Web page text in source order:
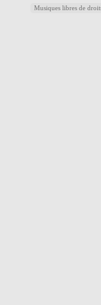
Musiques libres de